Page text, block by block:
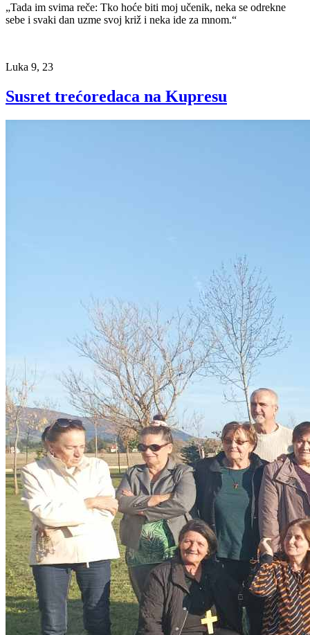
„Tada im svima reče: Tko hoće biti moj učenik, neka se odrekne
sebe i svaki dan uzme svoj križ i neka ide za mnom.“
Luka 9, 23
Susret trećoredaca na Kupresu